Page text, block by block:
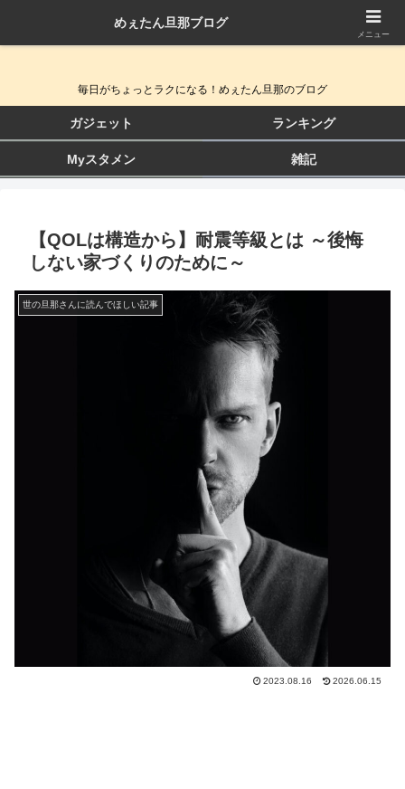
QOL向上ガジェット＆生活改善ブログ
毎日がちょっとラクになる！めぇたん旦那のブログ
ガジェット ランキング
Myスタメン 雑記
【QOLは構造から】耐震等級とは ～後悔
しない家づくりのために～
世の旦那さんに読んでほしい記事
2023.08.16 2026.06.15
めぇたん旦那ブログ
メニュー